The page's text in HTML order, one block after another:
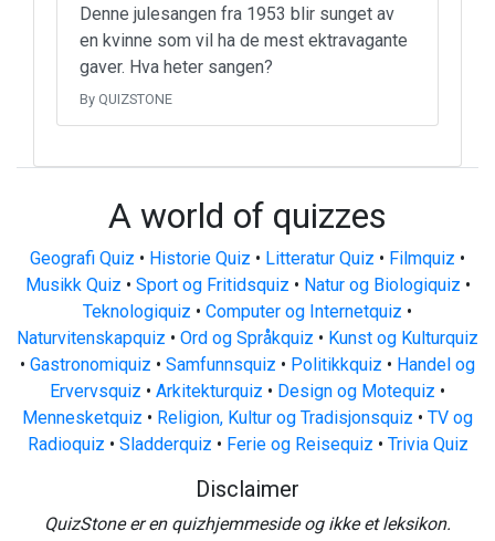
Denne julesangen fra 1953 blir sunget av
en kvinne som vil ha de mest ektravagante
gaver. Hva heter sangen?
By QUIZSTONE
A world of quizzes
Geografi Quiz • Historie Quiz • Litteratur Quiz • Filmquiz •
Musikk Quiz • Sport og Fritidsquiz • Natur og Biologiquiz •
Teknologiquiz • Computer og Internetquiz •
Naturvitenskapquiz • Ord og Språkquiz • Kunst og Kulturquiz
• Gastronomiquiz • Samfunnsquiz • Politikkquiz • Handel og
Ervervsquiz • Arkitekturquiz • Design og Motequiz •
Mennesketquiz • Religion, Kultur og Tradisjonsquiz • TV og
Radioquiz • Sladderquiz • Ferie og Reisequiz • Trivia Quiz
Disclaimer
QuizStone er en quizhjemmeside og ikke et leksikon.